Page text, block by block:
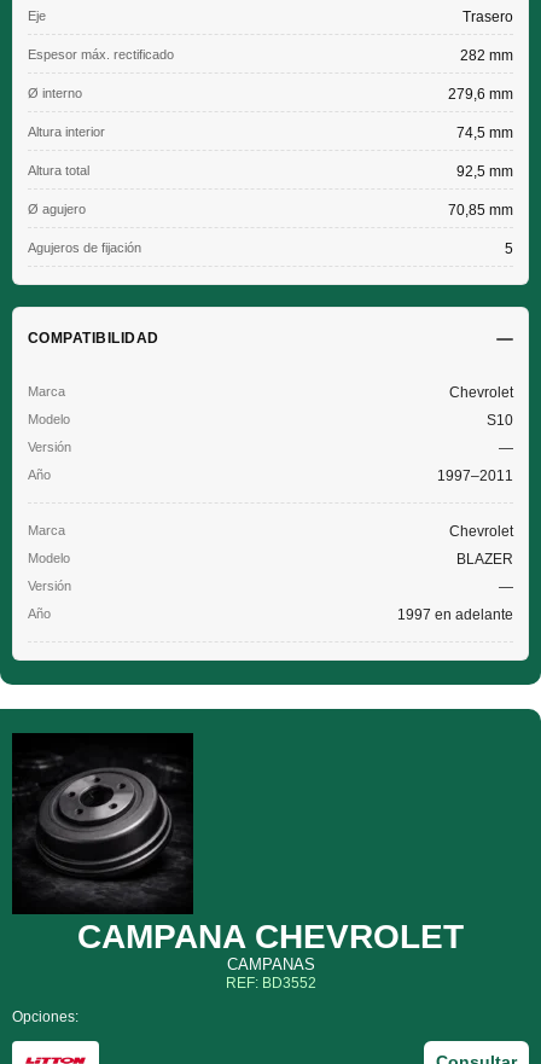
Eje Trasero
Espesor máx. rectificado 282 mm
Ø interno 279,6 mm
Altura interior 74,5 mm
Altura total 92,5 mm
Ø agujero 70,85 mm
Agujeros de fijación 5
COMPATIBILIDAD
Chevrolet
S10
—
1997–2011
Chevrolet
BLAZER
—
1997 en adelante
CAMPANA CHEVROLET
CAMPANAS
REF: BD3552
Opciones: